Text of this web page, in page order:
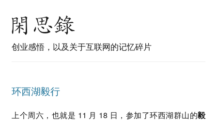
创业感悟，以及关于互联网的记忆碎片
环西湖毅行
上个周六，也就是 11 月 18 日，参加了环西湖群山的毅